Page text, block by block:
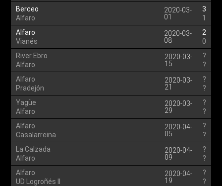
Berceo
Alfaro
2020-03-
01
3
1
Alfaro
Vianés
2020-03-
08
2
0
River Ebro
Alfaro
2020-03-
15
?
?
Alfaro
Pradejón
2020-03-
21
?
?
Yagüe
Alfaro
2020-03-
29
?
?
Alfaro
Casalarreina
2020-04-
05
?
?
La Calzada
Alfaro
2020-04-
09
?
?
Alfaro
UD Logroñés II
2020-04-
19
?
?